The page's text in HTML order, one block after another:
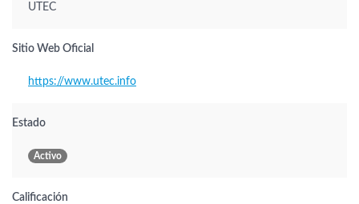
UTEC
Sitio Web Oficial
https://www.utec.info
Estado
Activo
Calificación